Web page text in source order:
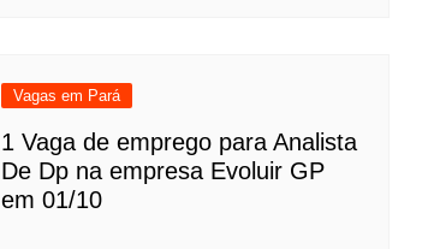
Vagas em Pará
1 Vaga de emprego para Analista
De Dp na empresa Evoluir GP
em 01/10